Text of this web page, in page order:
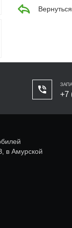
Вернуться
+7
в Амурской